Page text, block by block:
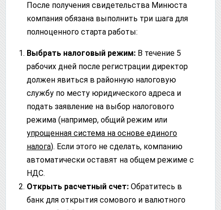
После получения свидетельства Минюста
компания обязана выполнить три шага для
полноценного старта работы:
Выбрать налоговый режим: В течение 5
рабочих дней после регистрации директор
должен явиться в районную налоговую
службу по месту юридического адреса и
подать заявление на выбор налогового
режима (например, общий режим или
упрощенная система на основе единого
налога). Если этого не сделать, компанию
автоматически оставят на общем режиме с
НДС.
Открыть расчетный счет: Обратитесь в
банк для открытия сомового и валютного